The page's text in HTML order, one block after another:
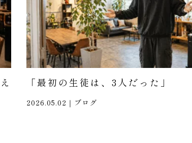
「最初の生徒は、3人だった」
2026.05.02｜ ブログ